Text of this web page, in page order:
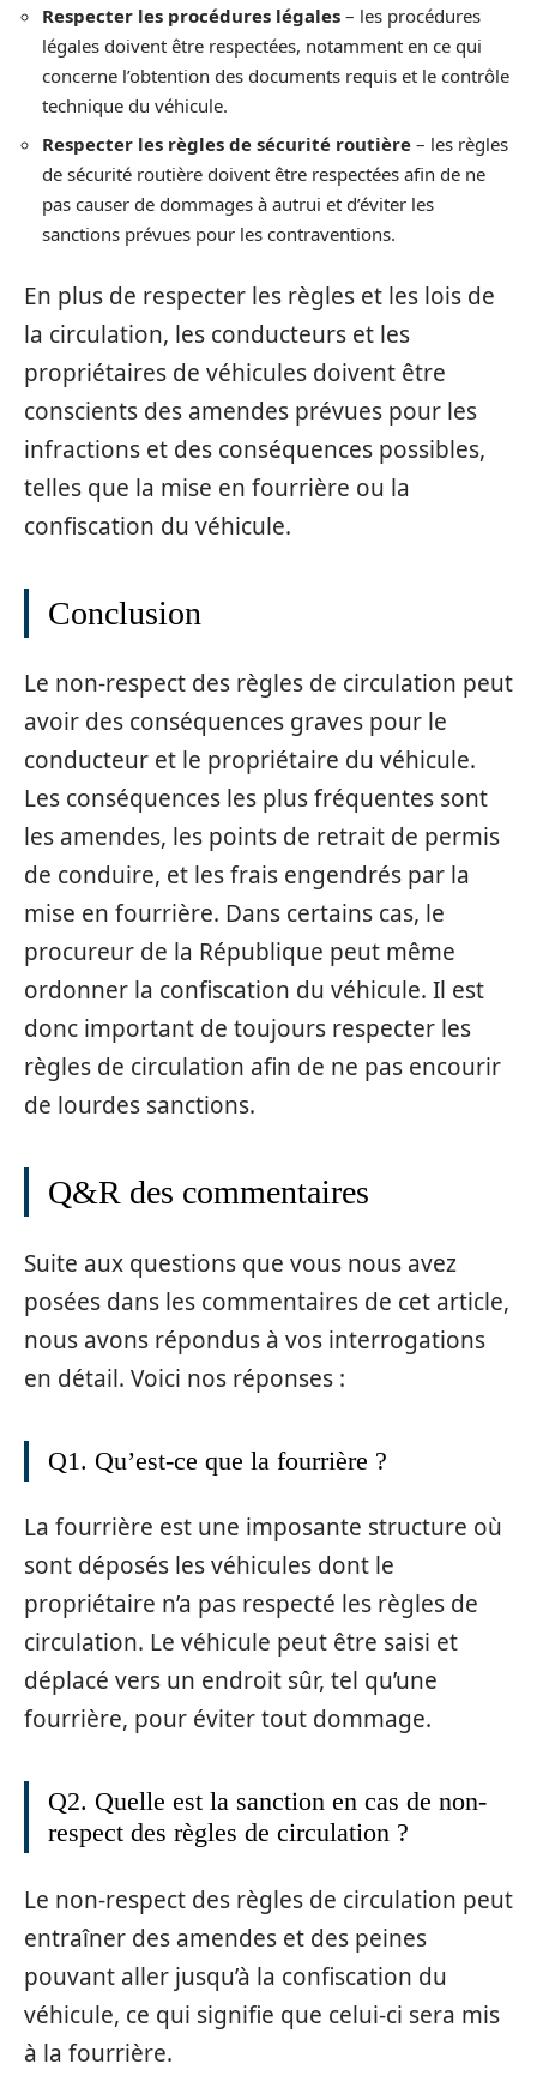
Respecter les procédures légales – les procédures
légales doivent être respectées, notamment en ce qui
concerne l’obtention des documents requis et le contrôle
technique du véhicule.
Respecter les règles de sécurité routière – les règles
de sécurité routière doivent être respectées afin de ne
pas causer de dommages à autrui et d’éviter les
sanctions prévues pour les contraventions.
En plus de respecter les règles et les lois de
la circulation, les conducteurs et les
propriétaires de véhicules doivent être
conscients des amendes prévues pour les
infractions et des conséquences possibles,
telles que la mise en fourrière ou la
confiscation du véhicule.
Conclusion
Le non-respect des règles de circulation peut
avoir des conséquences graves pour le
conducteur et le propriétaire du véhicule.
Les conséquences les plus fréquentes sont
les amendes, les points de retrait de permis
de conduire, et les frais engendrés par la
mise en fourrière. Dans certains cas, le
procureur de la République peut même
ordonner la confiscation du véhicule. Il est
donc important de toujours respecter les
règles de circulation afin de ne pas encourir
de lourdes sanctions.
Q&R des commentaires
Suite aux questions que vous nous avez
posées dans les commentaires de cet article,
nous avons répondus à vos interrogations
en détail. Voici nos réponses :
Q1. Qu’est-ce que la fourrière ?
La fourrière est une imposante structure où
sont déposés les véhicules dont le
propriétaire n’a pas respecté les règles de
circulation. Le véhicule peut être saisi et
déplacé vers un endroit sûr, tel qu’une
fourrière, pour éviter tout dommage.
Q2. Quelle est la sanction en cas de non-
respect des règles de circulation ?
Le non-respect des règles de circulation peut
entraîner des amendes et des peines
pouvant aller jusqu’à la confiscation du
véhicule, ce qui signifie que celui-ci sera mis
à la fourrière.